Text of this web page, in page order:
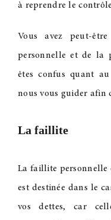
à reprendre le
Vous avez peut-
personnelle et de la
êtes confus quant
nous vous guider afin
La faillite
La faillite personnelle
est destinée dans le
vos dettes, car